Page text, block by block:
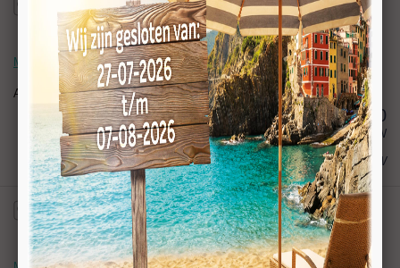
Model V30 R=15 mm. Positie 2
Artikelnr:036998
578,00
excl BTW
€ 699,38 incl BTW